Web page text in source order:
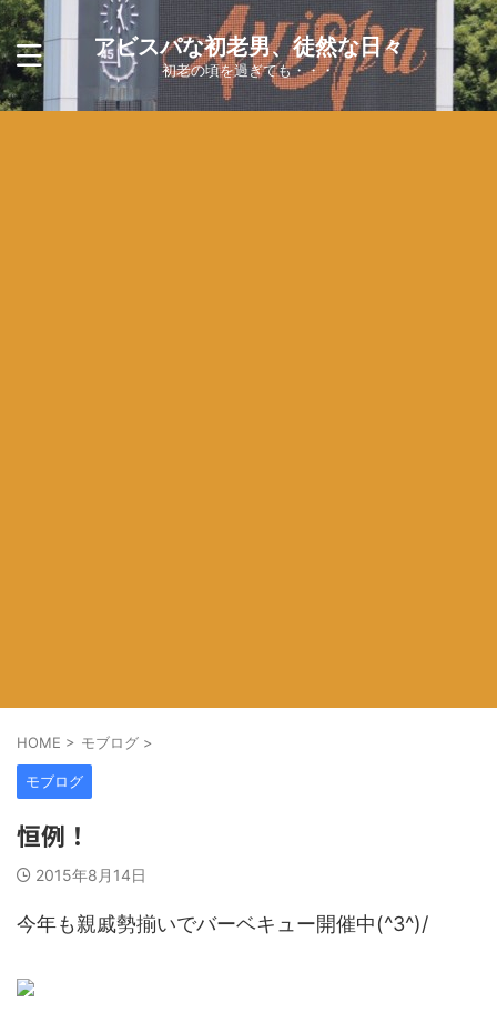
アビスパな初老男、徒然な日々
初老の頃を過ぎても・・・
HOME > モブログ >
モブログ
恒例！
2015年8月14日
今年も親戚勢揃いでバーベキュー開催中(^3^)/